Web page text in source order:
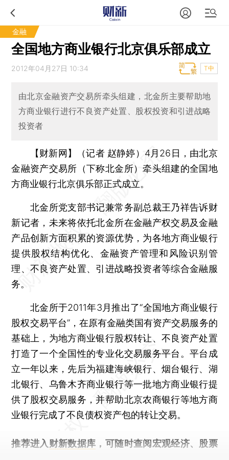
金融
全国地方商业银行北京俱乐部成立
2012年04月27日 10:34 T中
由北京金融资产交易所牵头组建，北金所主要帮助地
方商业银行进行不良资产处置、股权投资和引进战略
投资者
【财新网】（记者 赵静婷） 4月26日，由北京
金融资产交易所（下称北金所）牵头组建的全国地
方商业银行北京俱乐部正式成立。
北金所党支部书记兼常务副总裁王乃祥告诉财
新记者，未来将依托北金所在金融产权交易及金融
产品创新方面积累的资源优势，为各地方商业银行
提供股权结构优化、金融资产管理和风险识别管
理、不良资产处置、引进战略投资者等综合金融服
务。
北金所于2011年3月推出了“全国地方商业银行
股权交易平台”，在原有金融类国有资产交易服务的
基础上，为地方商业银行股权转让、不良资产处置
打造了一个全国性的专业化交易服务平台。平台成
立一年以来，先后为福建海峡银行、烟台银行、湖
北银行、乌鲁木齐商业银行等一批地方商业银行提
供了股权交易服务，并帮助北京农商银行等地方商
业银行完成了不良债权资产包的转让交易。
推荐进入 财新数据库 ，可随时查阅宏观经济、股票